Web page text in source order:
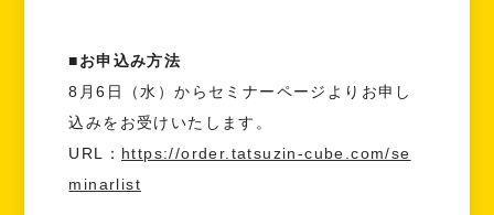
■お申込み方法
8月6日（水）からセミナーページよりお申し
込みをお受けいたします。
URL： https://order.tatsuzin-cube.com/se
minarlist